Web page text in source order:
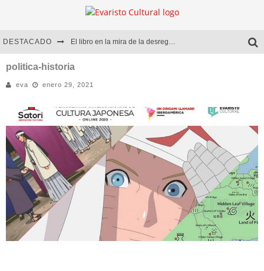
DESTACADO El libro en la mira de la desregulación
Marcelo Rubio | El llovedor
Diego Meret | Hotel Acapulco
Alejandra Correa | La nieve
politica-historia
eva enero 29, 2021